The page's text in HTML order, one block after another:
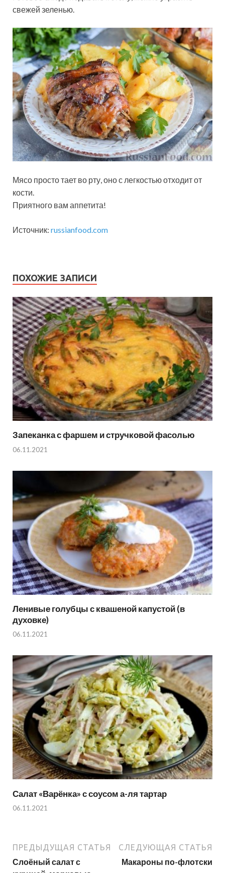
свежей зеленью.
Мясо просто тает во рту, оно с легкостью отходит от
кости.
Приятного вам аппетита!
Источник: russianfood.com
ПОХОЖИЕ ЗАПИСИ
Запеканка с фаршем и стручковой фасолью
06.11.2021
Ленивые голубцы с квашеной капустой (в
духовке)
06.11.2021
Салат «Варёнка» с соусом а-ля тартар
06.11.2021
ПРЕДЫДУЩАЯ СТАТЬЯ
Слоёный салат с
СЛЕДУЮЩАЯ СТАТЬЯ
Макароны по-флотски